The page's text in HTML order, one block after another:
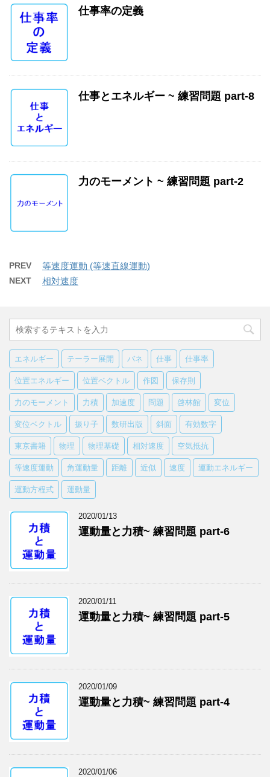
仕事率の定義
仕事とエネルギー ~ 練習問題 part-8
力のモーメント ~ 練習問題 part-2
PREV 等速度運動 (等速直線運動)
NEXT 相対速度
エネルギー テーラー展開 バネ 仕事 仕事率
位置エネルギー 位置ベクトル 作図 保存則
力のモーメント 力積 加速度 問題 啓林館 変位
変位ベクトル 振り子 数研出版 斜面 有効数字
東京書籍 物理 物理基礎 相対速度 空気抵抗
等速度運動 角運動量 距離 近似 速度 運動エネルギー
運動方程式 運動量
2020/01/13
運動量と力積~ 練習問題 part-6
2020/01/11
運動量と力積~ 練習問題 part-5
2020/01/09
運動量と力積~ 練習問題 part-4
2020/01/06